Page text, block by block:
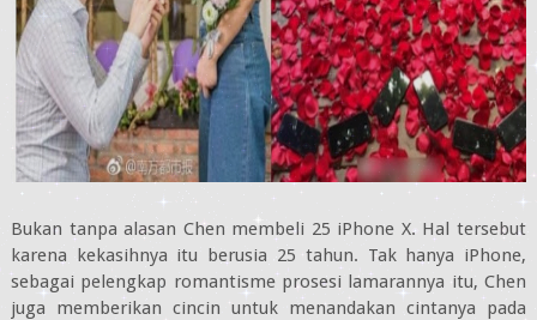
Bukan tanpa alasan Chen membeli 25 iPhone X. Hal tersebut
karena kekasihnya itu berusia 25 tahun. Tak hanya iPhone,
sebagai pelengkap romantisme prosesi lamarannya itu, Chen
juga memberikan cincin untuk menandakan cintanya pada